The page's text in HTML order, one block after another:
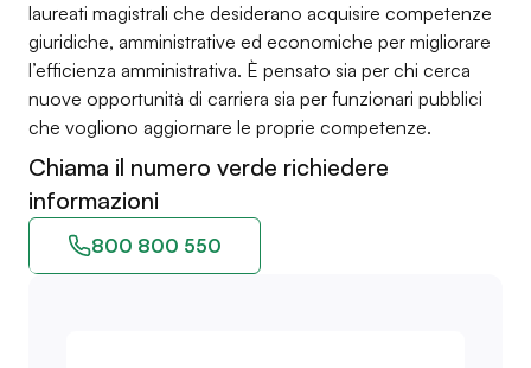
laureati magistrali che desiderano acquisire competenze
giuridiche, amministrative ed economiche per migliorare
l’efficienza amministrativa. È pensato sia per chi cerca
nuove opportunità di carriera sia per funzionari pubblici
che vogliono aggiornare le proprie competenze.
Chiama il numero verde richiedere
informazioni
800 800 550